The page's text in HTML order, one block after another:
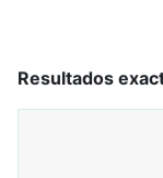
Resultados